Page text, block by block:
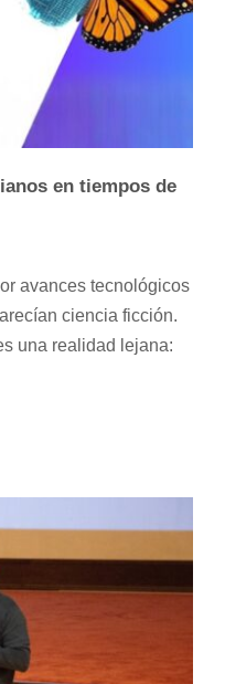
en tiempos de
avances tecnológicos
ciencia ficción.
una realidad lejana: